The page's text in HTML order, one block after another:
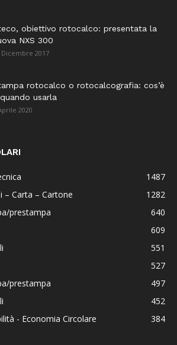
obiettivo rotocalco: presentata la
NXS 300
Dicembre 2017
rotocalco o rotocalcografia: cos’è
usarla
2020
1487
– Carta – Cartone
1282
prestampa
640
609
551
527
prestampa
497
452
- Economia Circolare
384